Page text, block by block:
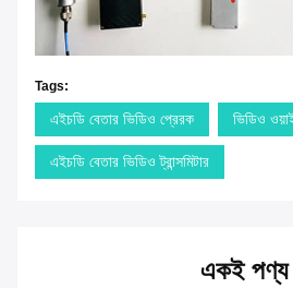
Tags:
এইচডি বেতার ভিডিও প্রেরক ভিডিও
এইচডি বেতার ভিডিও ট্রান্সমিটার
একই পণ্য